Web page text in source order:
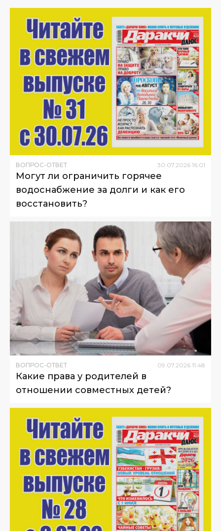
ВОПРОС-ОТВЕТ 30 07 2026 16:01
Могут ли ограничить горячее
водоснабжение за долги и как его
восстановить?
ВОПРОС-ОТВЕТ 09.07.2026 11:48
Какие права у родителей в
отношении совместных детей?